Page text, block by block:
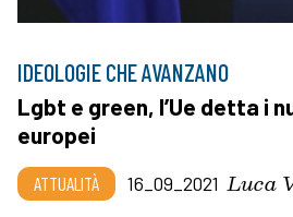
IDEOLOGIE CHE AVANZANO
Lgbt e green, l’Ue detta i
europei
ATTUALITÀ 16_09_2021 Luca